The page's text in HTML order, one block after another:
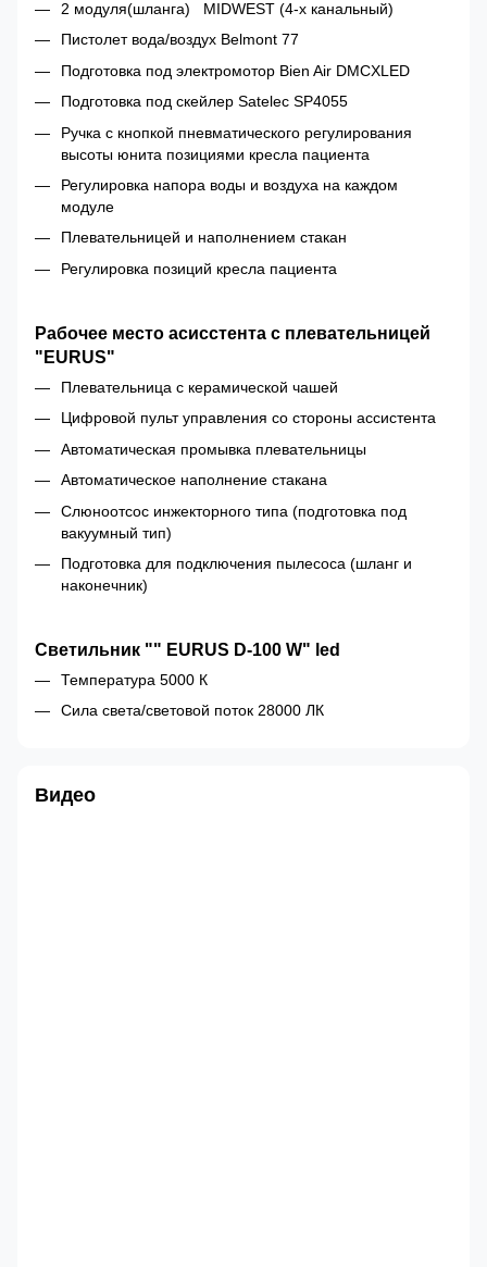
2 модуля(шланга) MIDWEST (4-х канальный)
Пистолет вода/воздух Belmont 77
Подготовка под электромотор Bien Air DMCXLED
Подготовка под скейлер Satelec SP4055
Ручка с кнопкой пневматического регулирования
высоты юнита позициями кресла пациента
Регулировка напора воды и воздуха на каждом
модуле
Плевательницей и наполнением стакан
Регулировка позиций кресла пациента
Рабочее место асисстента с плевательницей
"EURUS"
Плевательница с керамической чашей
Цифровой пульт управления со стороны ассистента
Автоматическая промывка плевательницы
Автоматическое наполнение стакана
Слюноотсос инжекторного типа (подготовка под
вакуумный тип)
Подготовка для подключения пылесоса (шланг и
наконечник)
Светильник "" EURUS D-100 W" led
Температура 5000 К
Сила света/световой поток 28000 ЛК
Видео